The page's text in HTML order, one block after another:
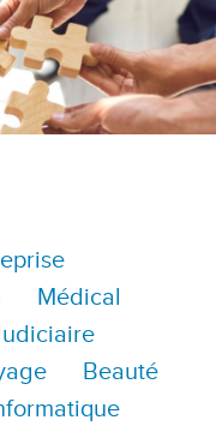
Médical
Beauté